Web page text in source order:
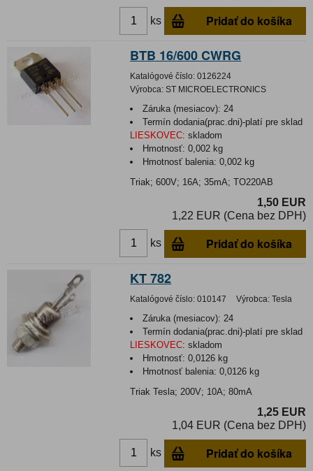
ks Pridať do košíka
BTB 16/600 CWRG
Katalógové číslo: 0126224
Výrobca: ST MICROELECTRONICS
Záruka (mesiacov): 24
Termín dodania(prac.dni)-platí pre sklad
LIESKOVEC: skladom
Hmotnosť:0,002 kg
Hmotnosť balenia:0,002 kg
Triak; 600V; 16A; 35mA; TO220AB
1,50 EUR
1,22 EUR (Cena bez DPH)
ks Pridať do košíka
KT 782
Katalógové číslo: 010147 Výrobca: Tesla
Záruka (mesiacov): 24
Termín dodania(prac.dni)-platí pre sklad
LIESKOVEC: skladom
Hmotnosť:0,0126 kg
Hmotnosť balenia:0,0126 kg
Triak Tesla; 200V; 10A; 80mA
1,25 EUR
1,04 EUR (Cena bez DPH)
ks Pridať do košíka